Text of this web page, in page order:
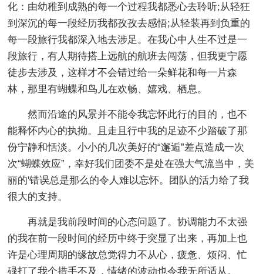
化：由幼稚到成熟的每一个过程我都悉心去聆听;从轻狂
到深沉的每一段经历我都孜孜去感悟;从轻装再到负重的
每一段旅行我都深入地去涉足。在我心中人生不过是一
段旅行，有人期待搭上远航的航班去闯荡，但我更宁愿
徒步去涉及，这样才不会错过给一朵鲜花和每一片森
林，那里有蝴蝶和鸟儿在欢畅、嬉戏、栖息。
然而沿途的风景并不能令我忘怀此行的目的，也不
能释怀内心的执拗。且走且行中我的足迹不少踏破了那
份宁静和恬淡。小小的几次美好的“邂逅”差点造成一次
次“蝴蝶效应”，幸好我们团委不是处在强大气流当中，美
丽的'错误总是那么的令人难以忘怀。团队的活力给了我
很大的支持。
再就是我前段时间的心态问题了。协调能力不太强
的我在前一段时间的经历中终于突显了出来，再加上也
许是心理周期的缘故总觉得力不从心，疲惫、烦闷、忙
碌打了我个措手不及，情绪的波动也令我无所适从。